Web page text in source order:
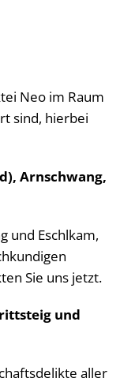
Neo im Raum
sind, hierbei
Arnschwang,
und Eschlkam,
Sie uns jetzt.
und
aller